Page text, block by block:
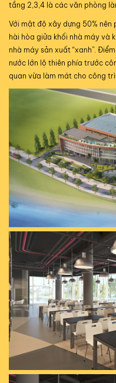
tầng 2,3,4 là các văn phòng
Với mật độ xây dựng 50% nên
hài hòa giửa khối nhà máy và
nhà máy sản xuất “xanh”.
nước lớn lộ thiên phía trước
quan vừa làm mát cho công